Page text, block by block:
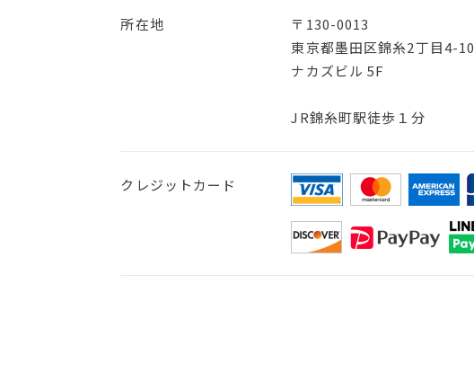
所在地
〒130-0013
東京都墨田区錦糸2丁目4-10
ナカズビル 5F
JR錦糸町駅徒歩１分
クレジットカード